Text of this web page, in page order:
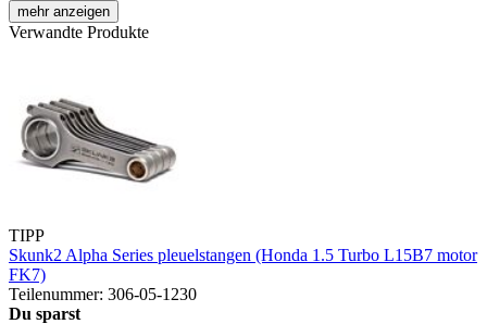
mehr anzeigen
Verwandte Produkte
TIPP
Skunk2 Alpha Series pleuelstangen (Honda 1.5 Turbo L15B7 motor
FK7)
Teilenummer: 306-05-1230
Du sparst